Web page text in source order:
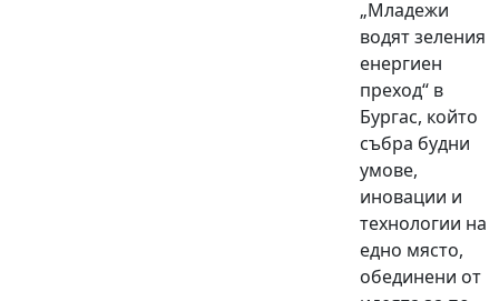
„Младежи
водят зеления
енергиен
преход“ в
Бургас, който
събра будни
умове,
иновации и
технологии на
едно място,
обединени от